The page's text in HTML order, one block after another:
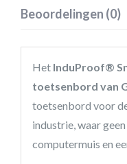
Beoordelingen (0)
Het InduProof®
toetsenbord van
toetsenbord voor
industrie, waar
computermuis en